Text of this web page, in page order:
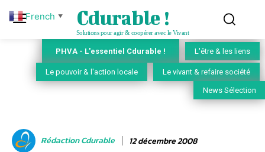
Cdurable !
Solutions pour agir & coopérer avec le Vivant
PHVA - L'essentiel Cdurable ! L'être & les liens
Le pouvoir & l'action locale Le vivant & refaire société
News Sélection
Rédaction Cdurable 12 décembre 2008
French ▼